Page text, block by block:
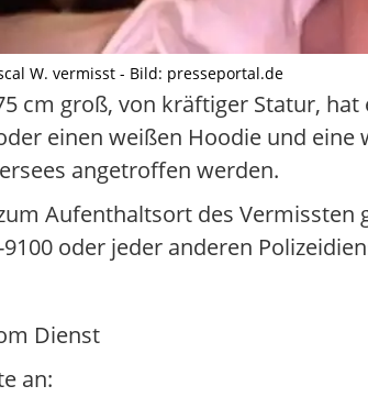
W. vermisst - Bild: presseportal.de
cm groß, von kräftiger Statur,
einen weißen Hoodie und
angetroffen werden.
Aufenthaltsort des
oder jeder anderen
Dienst
an: